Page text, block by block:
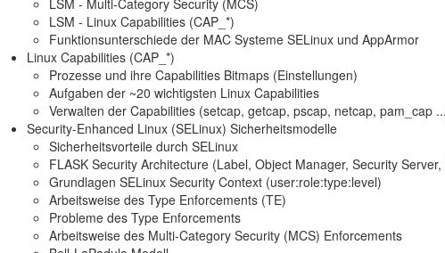
LSM - Linux Capabilities (CAP_*)
Funktionsunterschiede der MAC Systeme SELinux und AppArmor
Linux Capabilities (CAP_*)
Prozesse und ihre Capabilities Bitmaps (Einstellungen)
Aufgaben der ~20 wichtigsten Linux Capabilities
Verwalten der Capabilities (setcap, getcap, pscap, netcap, pam_cap
Security-Enhanced Linux (SELinux) Sicherheitsmodelle
Sicherheitsvorteile durch SELinux
FLASK Security Architecture (Label, Object Manager, Security Server,
Grundlagen SELinux Security Context (user:role:type:level)
Arbeitsweise des Type Enforcements (TE)
Probleme des Type Enforcements
Arbeitsweise des Multi-Category Security (MCS) Enforcements